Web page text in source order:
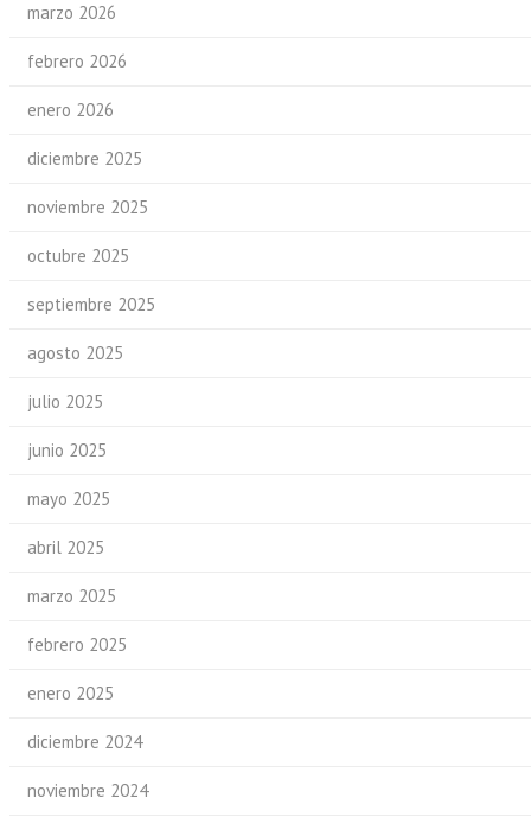
marzo 2026
febrero 2026
enero 2026
diciembre 2025
noviembre 2025
octubre 2025
septiembre 2025
agosto 2025
julio 2025
junio 2025
mayo 2025
abril 2025
marzo 2025
febrero 2025
enero 2025
diciembre 2024
noviembre 2024